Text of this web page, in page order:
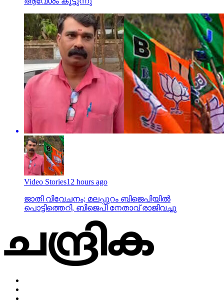
Video Stories12 hours ago
ജാതി വിവേചനം; മലപ്പുറം ബിജെപിയില്‍
പൊട്ടിത്തെറി, ബിജെപി നേതാവ് രാജിവച്ചു